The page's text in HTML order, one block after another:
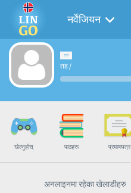
नर्वेजियन
तह/
खेल्नुहोस् पाठहरू प्रमाणपत्र
अनलाइनमा रहेका खेलाडीहरु